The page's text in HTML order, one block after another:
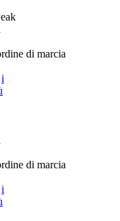
di marcia
i
di marcia
i